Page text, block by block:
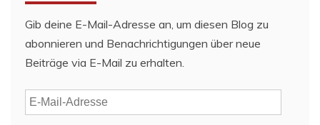
Gib deine E-Mail-Adresse an, um diesen Blog zu
abonnieren und Benachrichtigungen über neue
Beiträge via E-Mail zu erhalten.
E-
Mail-